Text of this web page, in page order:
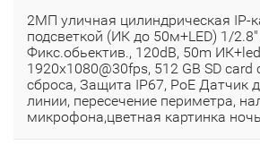
2МП уличная цилиндрическая IP-
подсветкой (ИК до 50м+LED) 1/2.8"
Фикс.обьектив., 120dB, 50m
1920x1080@30fps, 512 GB SD
сброса, Защита IP67, PoE Датчик
линии, пересечение периметра,
микрофона,цветная картинка